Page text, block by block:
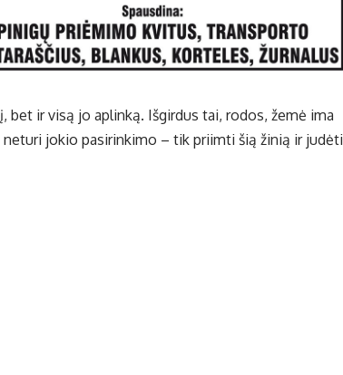
ir visą jo aplinką. Išgirdus tai, rodos, žemė ima
jokio pasirinkimo – tik priimti šią žinią ir judėti